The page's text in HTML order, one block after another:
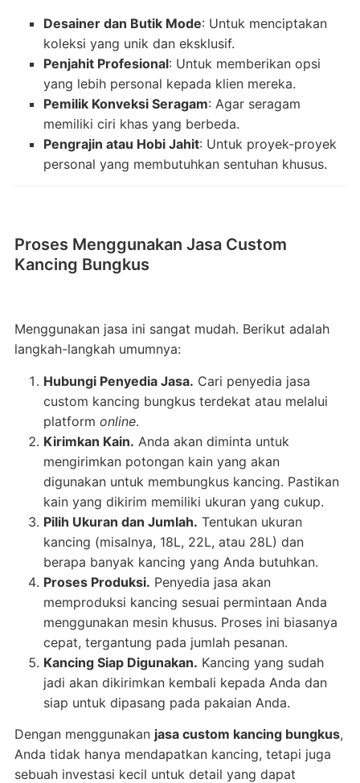
Desainer dan Butik Mode: Untuk menciptakan
koleksi yang unik dan eksklusif.
Penjahit Profesional: Untuk memberikan opsi
yang lebih personal kepada klien mereka.
Pemilik Konveksi Seragam: Agar seragam
memiliki ciri khas yang berbeda.
Pengrajin atau Hobi Jahit: Untuk proyek-proyek
personal yang membutuhkan sentuhan khusus.
Proses Menggunakan Jasa Custom
Kancing Bungkus
Menggunakan jasa ini sangat mudah. Berikut adalah
langkah-langkah umumnya:
Hubungi Penyedia Jasa. Cari penyedia jasa
custom kancing bungkus terdekat atau melalui
platform online.
Kirimkan Kain. Anda akan diminta untuk
mengirimkan potongan kain yang akan
digunakan untuk membungkus kancing. Pastikan
kain yang dikirim memiliki ukuran yang cukup.
Pilih Ukuran dan Jumlah. Tentukan ukuran
kancing (misalnya, 18L, 22L, atau 28L) dan
berapa banyak kancing yang Anda butuhkan.
Proses Produksi. Penyedia jasa akan
memproduksi kancing sesuai permintaan Anda
menggunakan mesin khusus. Proses ini biasanya
cepat, tergantung pada jumlah pesanan.
Kancing Siap Digunakan. Kancing yang sudah
jadi akan dikirimkan kembali kepada Anda dan
siap untuk dipasang pada pakaian Anda.
Dengan menggunakan jasa custom kancing bungkus,
Anda tidak hanya mendapatkan kancing, tetapi juga
sebuah investasi kecil untuk detail yang dapat